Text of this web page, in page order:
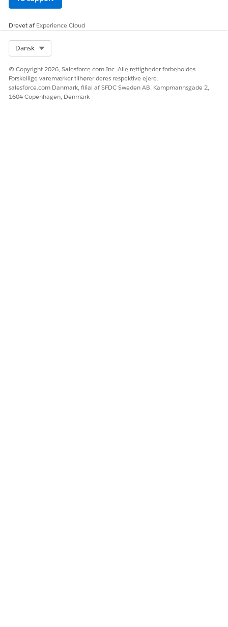
Deltagerne modtager en undersøgelsesinvitation med et link
vurderingsregistreringen. Når alle svar kommer ind, eller
tidsfristen for fuldførelse er nået, bruger det aktive
scoringsudtrykssæt svarene til at genberegne sandsynlighed
og påvirkning på den overordnede evaluering og opdaterer
den indbyggede risikoscore tilsvarende.
Drevet afExperience Cloud
Dansk
© Copyright 2026, Salesforce.com Inc. Alle rettigheder forbeholdes.
Forskellige varemærker tilhører deres respektive ejere.
salesforce.com Danmark, filial af SFDC Sweden AB. Kampmannsgade 2,
1604 Copenhagen, Denmark